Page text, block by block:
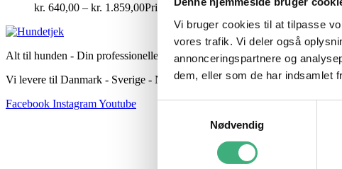
Vi bruger cookies til at tilpasse
vores trafik. Vi deler også
annonceringspartnere og
dem, eller som de har indsamlet
Nødvendig
kr. 640,00 – kr. 1.859,00Prisinterval: kr. 640,00 til kr. 1.859,00 Inkl.
Alt til hunden - Din professionelle hundeekspert
Vi levere til Danmark - Sverige - Norge
Facebook InstagramYoutube